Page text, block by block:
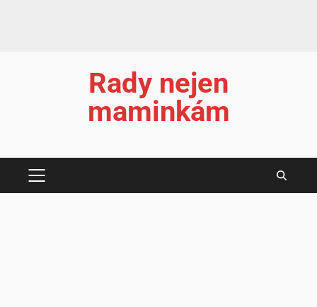
Rady nejen
maminkám